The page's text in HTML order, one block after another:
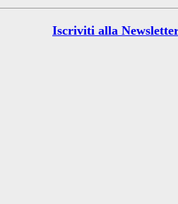
Iscriviti alla